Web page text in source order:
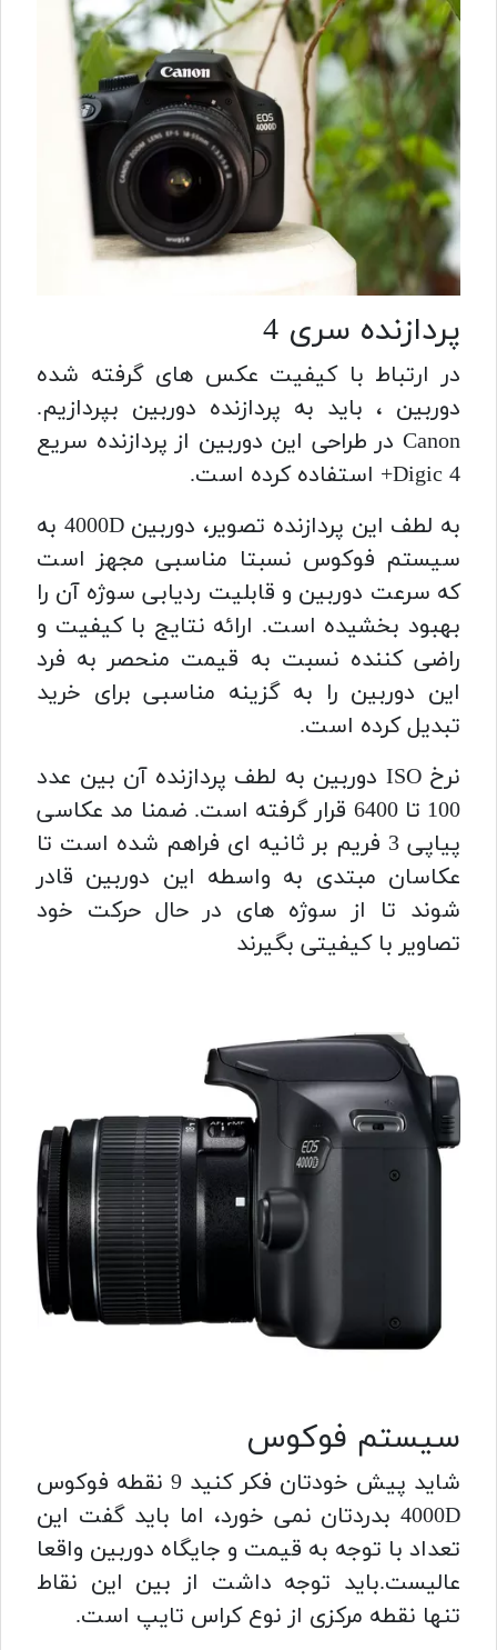
پردازنده سری 4
در ارتباط با کیفیت عکس های گرفته شده
دوربین ، باید به پردازنده دوربین بپردازیم.
Canon در طراحی این دوربین از پردازنده سریع
Digic 4+ استفاده کرده است.
به لطف این پردازنده تصویر، دوربین 4000D به
سیستم فوکوس نسبتا مناسبی مجهز است
که سرعت دوربین و قابلیت ردیابی سوژه آن را
بهبود بخشیده است. ارائه نتایج با کیفیت و
راضی کننده نسبت به قیمت منحصر به فرد
این دوربین را به گزینه مناسبی برای خرید
تبدیل کرده است.
نرخ ISO دوربین به لطف پردازنده آن بین عدد
100 تا 6400 قرار گرفته است. ضمنا مد عکاسی
پیاپی 3 فریم بر ثانیه ای فراهم شده است تا
عکاسان مبتدی به واسطه این دوربین قادر
شوند تا از سوژه های در حال حرکت خود
تصاویر با کیفیتی بگیرند
سیستم فوکوس
شاید پیش خودتان فکر کنید 9 نقطه فوکوس
4000D بدردتان نمی خورد، اما باید گفت این
تعداد با توجه به قیمت و جایگاه دوربین واقعا
عالیست.باید توجه داشت از بین این نقاط
تنها نقطه مرکزی از نوع کراس تایپ است.